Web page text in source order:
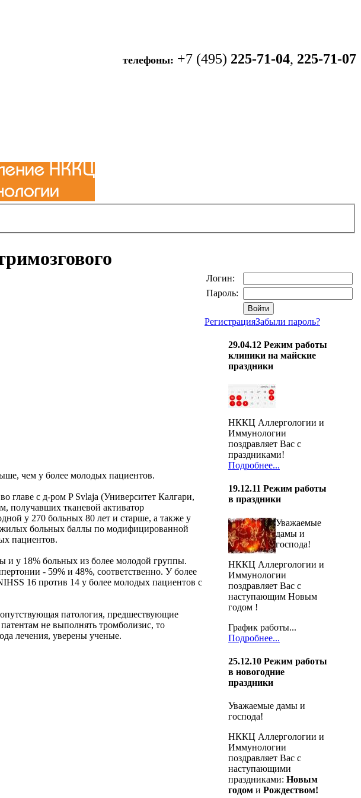
телефоны: +7 (495) 225-71-04, 225-71-07
чем у более молодых пациентов.
главе с д-ром P Svlaja (Университет Калгари,
получавших тканевой активатор
у 270 больных 80 лет и старше, а также у
больных баллы по модифицированной
пациентов.
и у 18% больных из более молодой группы.
- 59% и 48%, соответственно. У более
16 против 14 у более молодых пациентов с
патология, предшествующие
не выполнять тромболизис, то
лечения, уверены ученые.
Логин:
Пароль:
РегистрацияЗабыли пароль?
29.04.12 Режим работы
клиники на майские
праздники
НККЦ Аллергологии и
Иммунологии
поздравляет Вас с
праздниками!
Подробнее...
19.12.11 Режим работы
в праздники
Уважаемые
дамы и
господа!
НККЦ Аллергологии и
Иммунологии
поздравляет Вас с
наступающим Новым
годом !
График работы...
Подробнее...
25.12.10 Режим работы
в новогодние
праздники
Уважаемые дамы и
господа!
НККЦ Аллергологии и
Иммунологии
поздравляет Вас с
наступающими
праздниками: Новым
годом и Рождеством!